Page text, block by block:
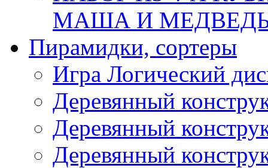
МАША И МЕДВЕДЬ
Пирамидки, сортеры
Игра Логический
Деревянный
Деревянный
Деревянный